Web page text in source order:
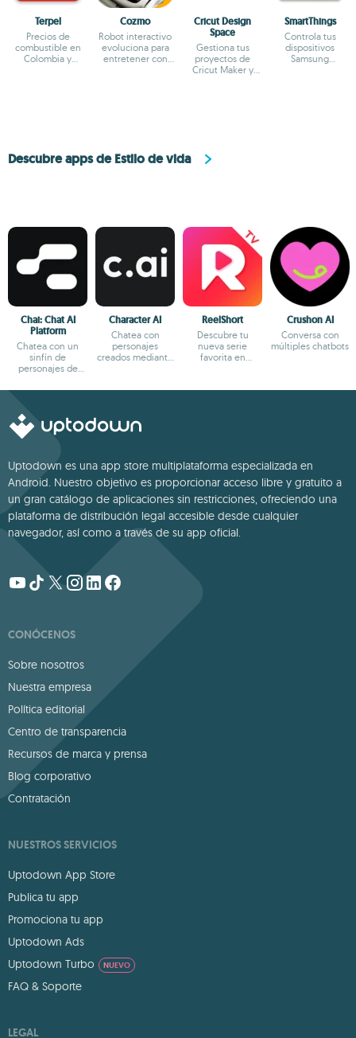
Terpel
Precios de
combustible en
Colombia y
Cozmo
Robot interactivo
evoluciona para
entretener con
Cricut Design
Space
Gestiona tus
proyectos de
Cricut Maker y
Smart​Things
Controla tus
dispositivos
Samsung
Descubre apps de Estilo de vida
Chai: Chat AI
Platform
Chatea con un
sinfín de
personajes de
Character AI
Chatea con
personajes
creados mediante
ReelShort
Descubre tu
nueva serie
favorita en
Crushon AI
Conversa con
múltiples chatbots
Uptodown es una app store multiplataforma especializada en
Android. Nuestro objetivo es proporcionar acceso libre y gratuito a
un gran catálogo de aplicaciones sin restricciones, ofreciendo una
plataforma de distribución legal accesible desde cualquier
navegador, así como a través de su app oficial.
CONÓCENOS
Sobre nosotros
Nuestra empresa
Política editorial
Centro de transparencia
Recursos de marca y prensa
Blog corporativo
Contratación
NUESTROS SERVICIOS
Uptodown App Store
Publica tu app
Promociona tu app
Uptodown Ads
Uptodown Turbo
NUEVO
FAQ & Soporte
LEGAL